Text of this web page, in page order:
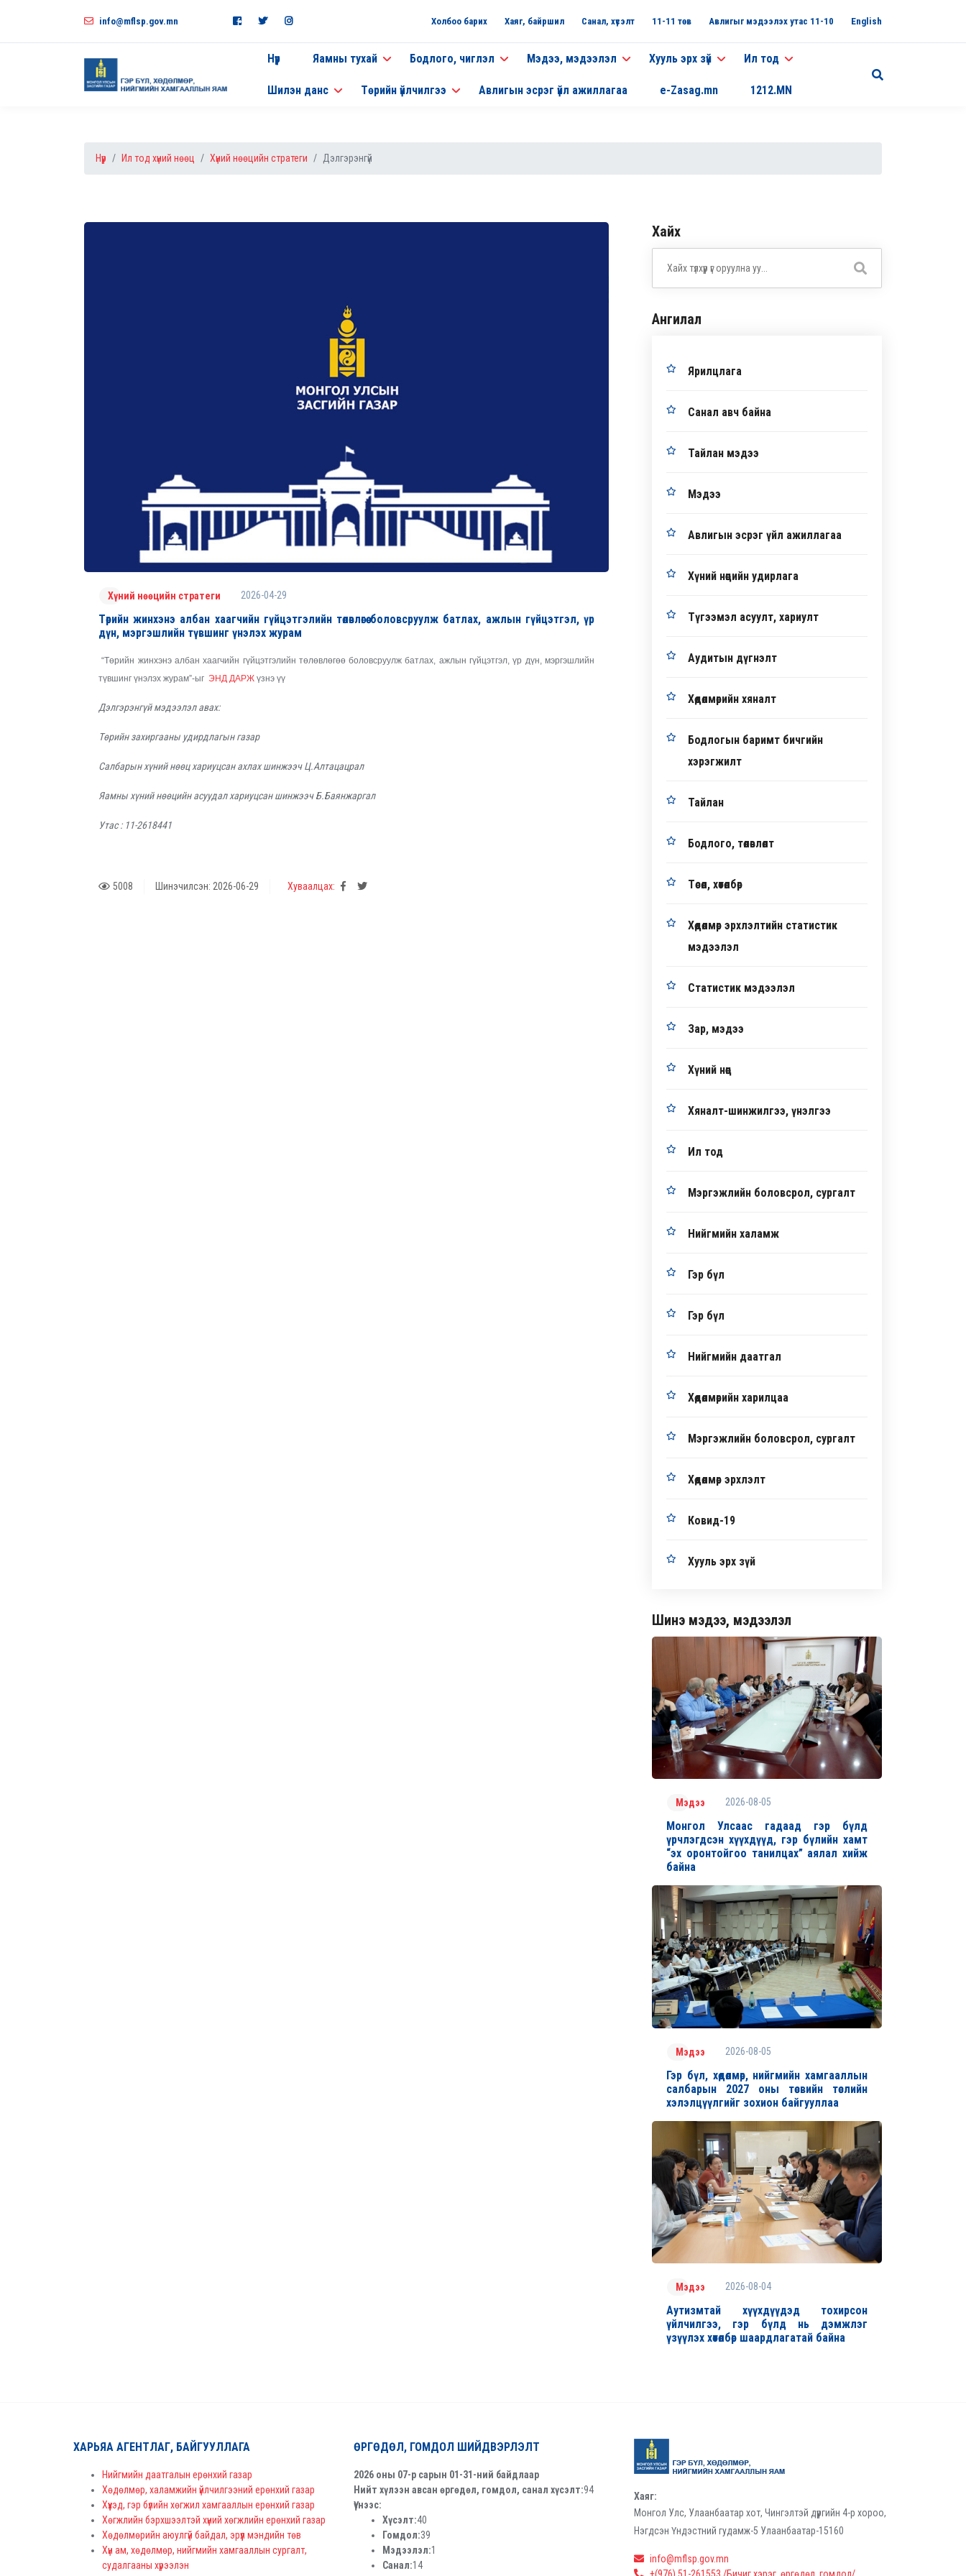
info@mflsp.gov.mn Холбоо барих Хаяг, байршил Санал, хүсэлт 11-11 төв Авлигыг мэдээлэх утас 11-10 English
Нүүр Яамны тухай Бодлого, чиглэл Мэдээ, мэдээлэл Хууль эрх зүй Ил тод
Шилэн данс Төрийн үйлчилгээ Авлигын эсрэг үйл ажиллагаа e-Zasag.mn 1212.MN
Нүүр Ил тод хүний нөөц Хүний нөөцийн стратеги Дэлгэрэнгүй
Хүний нөөцийн стратеги 2026-04-29
Төрийн жинхэнэ албан хаагчийн гүйцэтгэлийн төлөвлөгөө боловсруулж батлах, ажлын гүйцэтгэл, үр
дүн, мэргэшлийн түвшинг үнэлэх журам
“Төрийн жинхэнэ албан хаагчийн гүйцэтгэлийн төлөвлөгөө боловсруулж батлах, ажлын гүйцэтгэл, үр дүн, мэргэшлийн
түвшинг үнэлэх журам”-ыг ЭНД ДАРЖ үзнэ үү
Дэлгэрэнгүй мэдээлэл авах:
Төрийн захиргааны удирдлагын газар
Салбарын хүний нөөц хариуцсан ахлах шинжээч Ц.Алтацацрал
Яамны хүний нөөцийн асуудал хариуцсан шинжээч Б.Баянжаргал
Утас : 11-2618441
5008 Шинэчилсэн: 2026-06-29 Хуваалцах:
Хайх
Ангилал
Ярилцлага
Санал авч байна
Тайлан мэдээ
Мэдээ
Авлигын эсрэг үйл ажиллагаа
Хүний нөөцийн удирлага
Түгээмэл асуулт, хариулт
Аудитын дүгнэлт
Хөдөлмөрийн хяналт
Бодлогын баримт бичгийн
хэрэгжилт
Тайлан
Бодлого, төлөвлөлт
Төсөл, хөтөлбөр
Хөдөлмөр эрхлэлтийн статистик
мэдээлэл
Статистик мэдээлэл
Зар, мэдээ
Хүний нөөц
Хяналт-шинжилгээ, үнэлгээ
Ил тод
Мэргэжлийн боловсрол, сургалт
Нийгмийн халамж
Гэр бүл
Гэр бүл
Нийгмийн даатгал
Хөдөлмөрийн харилцаа
Мэргэжлийн боловсрол, сургалт
Хөдөлмөр эрхлэлт
Ковид-19
Хууль эрх зүй
Шинэ мэдээ, мэдээлэл
Мэдээ 2026-08-05
Монгол Улсаас гадаад гэр бүлд
үрчлэгдсэн хүүхдүүд, гэр бүлийн хамт
“эх оронтойгоо танилцах” аялал хийж
байна
Мэдээ 2026-08-05
Гэр бүл, хөдөлмөр, нийгмийн хамгааллын
салбарын 2027 оны төсвийн төслийн
хэлэлцүүлгийг зохион байгууллаа
Мэдээ 2026-08-04
Аутизмтай хүүхдүүдэд тохирсон
үйлчилгээ, гэр бүлд нь дэмжлэг
үзүүлэх хөтөлбөр шаардлагатай байна
ХАРЬЯА АГЕНТЛАГ, БАЙГУУЛЛАГА
Нийгмийн даатгалын ерөнхий газар
Хөдөлмөр, халамжийн үйлчилгээний ерөнхий газар
Хүүхэд, гэр бүлийн хөгжил хамгааллын ерөнхий газар
Хөгжлийн бэрхшээлтэй хүний хөгжлийн ерөнхий газар
Хөдөлмөрийн аюулгүй байдал, эрүүл мэндийн төв
Хүн ам, хөдөлмөр, нийгмийн хамгааллын сургалт,
судалгааны хүрээлэн
ӨРГӨДӨЛ, ГОМДОЛ ШИЙДВЭРЛЭЛТ
2026 оны 07-р сарын 01-31-ний байдлаар
Нийт хүлээн авсан өргөдөл, гомдол, санал хүсэлт:94
Үүнээс:
Хүсэлт:40
Гомдол:39
Мэдээлэл:1
Санал:14
Хаяг:
Монгол Улс, Улаанбаатар хот, Чингэлтэй дүүргийн 4-р хороо,
Нэгдсэн Үндэстний гудамж-5 Улаанбаатар-15160
info@mflsp.gov.mn